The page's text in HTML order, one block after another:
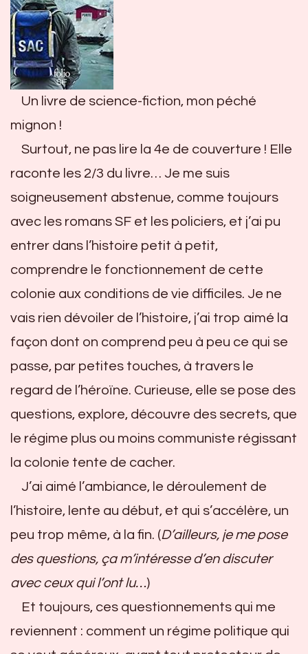
Un livre de science-fiction, mon péché
mignon !
Surtout, ne pas lire la 4e de couverture ! Elle
raconte les 2/3 du livre… Je me suis
soigneusement abstenue, comme toujours
avec les romans SF et les policiers, et j’ai pu
entrer dans l’histoire petit à petit,
comprendre le fonctionnement de cette
colonie aux conditions de vie difficiles. Je ne
vais rien dévoiler de l’histoire, j’ai trop aimé la
façon dont on comprend peu à peu ce qui se
passe, par petites touches, à travers le
regard de l’héroïne. Curieuse, elle se pose des
questions, explore, découvre des secrets, que
le régime plus ou moins communiste régissant
la colonie tente de cacher.
J’ai aimé l’ambiance, le déroulement de
l’histoire, lente au début, et qui s’accélère, un
peu trop même, à la fin. (D’ailleurs, je me pose
des questions, ça m’intéresse d’en discuter
avec ceux qui l’ont lu…)
Et toujours, ces questionnements qui me
reviennent : comment un régime politique qui